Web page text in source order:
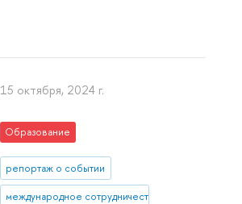
15 октября, 2024 г.
Образование
репортаж о событии
международное сотрудничество